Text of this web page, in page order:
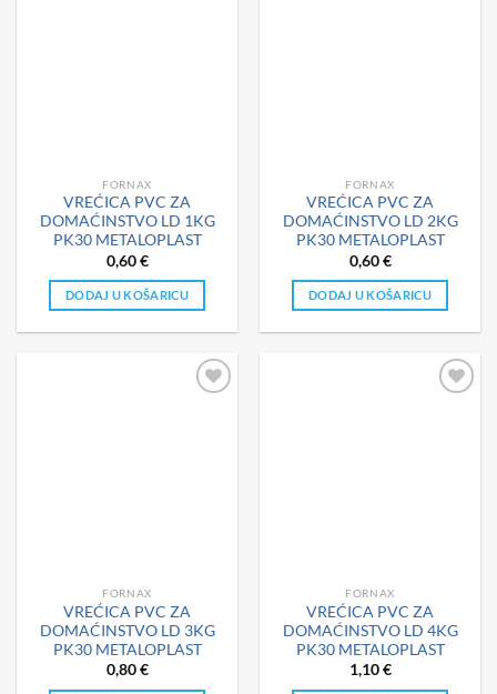
FORNAX
VREĆICA PVC ZA
DOMAĆINSTVO LD 1KG
PK30 METALOPLAST
0,60€
DODAJ U KOŠARICU
FORNAX
VREĆICA PVC ZA
DOMAĆINSTVO LD 2KG
PK30 METALOPLAST
0,60€
DODAJ U KOŠARICU
FORNAX
VREĆICA PVC ZA
DOMAĆINSTVO LD 3KG
PK30 METALOPLAST
0,80€
FORNAX
VREĆICA PVC ZA
DOMAĆINSTVO LD 4KG
PK30 METALOPLAST
1,10€